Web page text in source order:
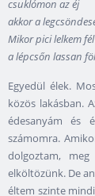
csuklómon az éj
akkor a
Mikor pici lelkem fél
a lépcsőn lassan
Egyedül élek.
közös lakásban.
édesanyám és
számomra.
dolgoztam,
elköltözünk. De
éltem szinte